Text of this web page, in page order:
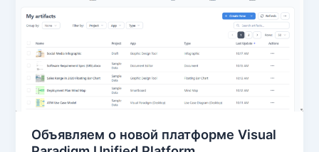
Объявляем о новой платформе Visual